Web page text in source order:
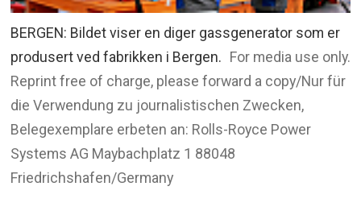
BERGEN: Bildet viser en diger gassgenerator som er
produsert ved fabrikken i Bergen. For media use only.
Reprint free of charge, please forward a copy/Nur für
die Verwendung zu journalistischen Zwecken,
Belegexemplare erbeten an: Rolls-Royce Power
Systems AG Maybachplatz 1 88048
Friedrichshafen/Germany